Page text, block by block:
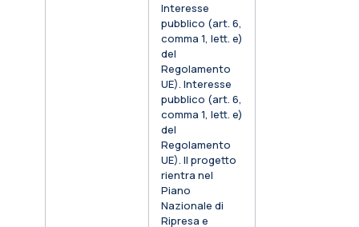
Interesse
pubblico (art. 6,
comma 1, lett. e)
del
Regolamento
UE). Interesse
pubblico (art. 6,
comma 1, lett. e)
del
Regolamento
UE). Il progetto
rientra nel
Piano
Nazionale di
Ripresa e